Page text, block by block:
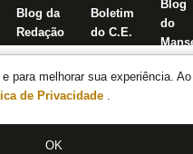
para melhorar sua experiência.
de Privacidade .
OK
Blog da
Redação
Boletim
do C.E.
Blog
do